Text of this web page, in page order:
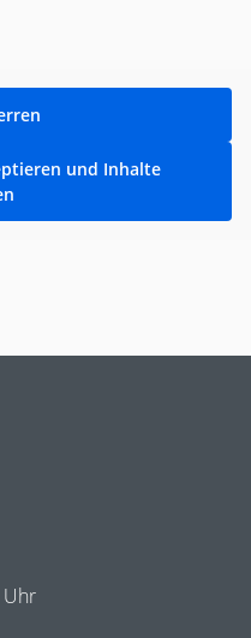
und Inhalte